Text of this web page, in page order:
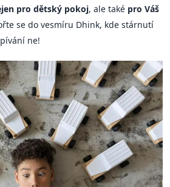
pro dětský pokoj, ale také pro Váš
se do vesmíru Dhink, kde stárnutí
ne!